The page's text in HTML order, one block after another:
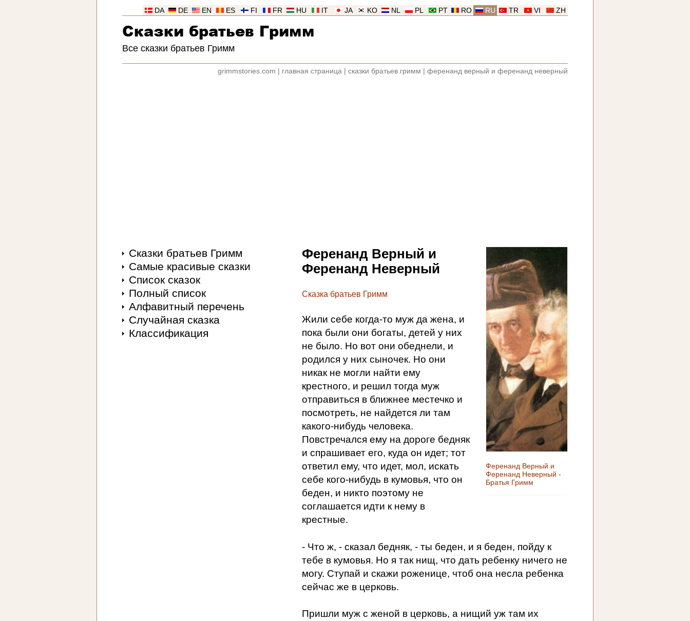
ZH
VI
TR
RU
RO
PT
PL
NL
KO
JA
IT
HU
FR
FI
ES
EN
DE
DA
Сказки братьев Гримм
Все сказки братьев Гримм
grimmstories.com главная страница сказки братьев гримм ференанд верный и ференанд неверный
Сказки братьев Гримм
Самые красивые сказки
Список сказок
Полный список
Алфавитный перечень
Случайная сказка
Классификация
Ференанд Верный и
Ференанд Неверный -
Братья Гримм
Ференанд Верный и
Ференанд Неверный
Сказка братьев Гримм
Жили себе когда-то муж да жена, и
пока были они богаты, детей у них
не было. Но вот они обеднели, и
родился у них сыночек. Но они
никак не могли найти ему
крестного, и решил тогда муж
отправиться в ближнее местечко и
посмотреть, не найдется ли там
какого-нибудь человека.
Повстречался ему на дороге бедняк
и спрашивает его, куда он идет; тот
ответил ему, что идет, мол, искать
себе кого-нибудь в кумовья, что он
беден, и никто поэтому не
соглашается идти к нему в
крестные.
- Что ж, - сказал бедняк, - ты беден, и я беден, пойду к
тебе в кумовья. Но я так нищ, что дать ребенку ничего не
могу. Ступай и скажи роженице, чтоб она несла ребенка
сейчас же в церковь.
Пришли муж с женой в церковь, а нищий уж там их